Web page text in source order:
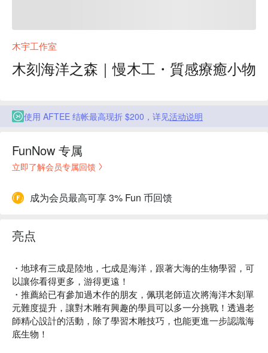
木宇工作室
木刻海洋之森｜慢木工・質感療癒小物
使用 AFTEE 结帐最高现折 $200，详见活动说明
FunNow 专属
立即了解会员专属回馈
成为会员最高可享 3% Fun 币回馈
亮点
・地球有三成是陸地，七成是海洋，跟著大海的生物學習，可
以讓你看得更多，游得更遠！
・推薦給已有參加過木作的朋友，佩琪老師這次將海洋木刻單
元難度提升，讓對木雕有興趣的學員可以多一分挑戰！透過老
師精心設計的活動，除了學習木雕技巧，也能更進一步認識海
底生物！